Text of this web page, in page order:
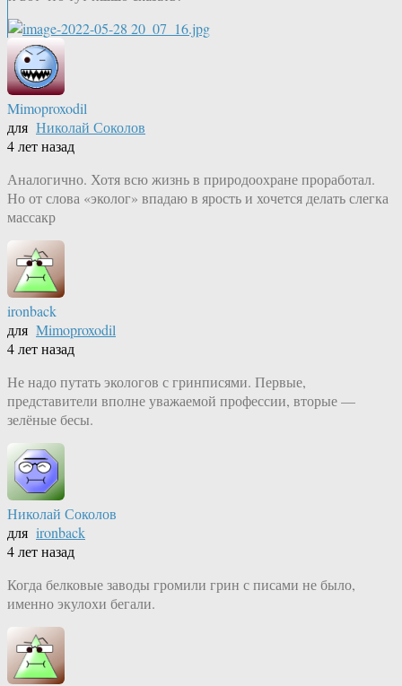
Mimoproxodil
для Николай Соколов
4 лет назад
Аналогично. Хотя всю жизнь в природоохране проработал.
Но от слова «эколог» впадаю в ярость и хочется делать слегка
массакр
ironback
для Mimoproxodil
4 лет назад
Не надо путать экологов с гринписями. Первые,
представители вполне уважаемой профессии, вторые —
зелёные бесы.
Николай Соколов
для ironback
4 лет назад
Когда белковые заводы громили грин с писами не было,
именно экулохи бегали.